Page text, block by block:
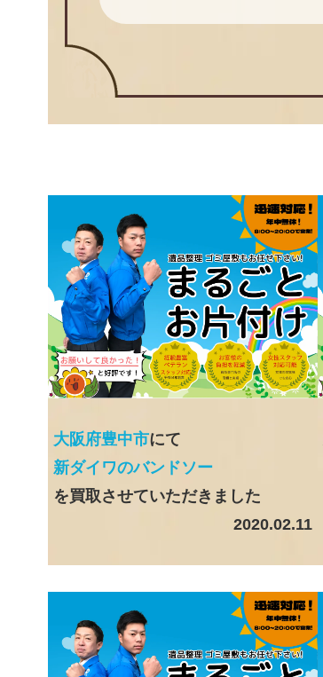
大阪府豊中市にて
新ダイワのバンドソー
を買取させていただきました
2020.02.11